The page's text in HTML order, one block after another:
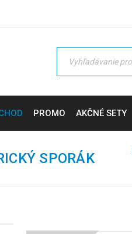
PROMO AKČNÉ SETY
SPORÁK